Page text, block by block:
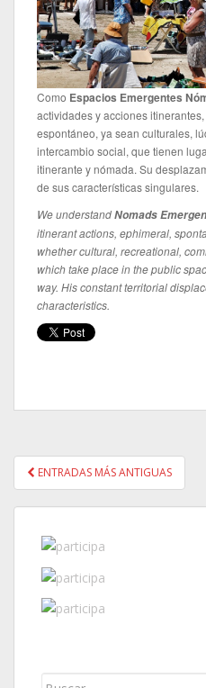
Como Espacios Emergentes
actividades y acciones
espontáneo, ya sean culturales,
intercambio social, que tienen
itinerante y nómada. Su
de sus características singulares.
We understandNomads
itinerant actions, ephimeral,
whether cultural, recreational,
which take placeinthe public
way. His constantterritorial
characteristics.
POSTS
ENTRADAS MÁS ANTIGUAS